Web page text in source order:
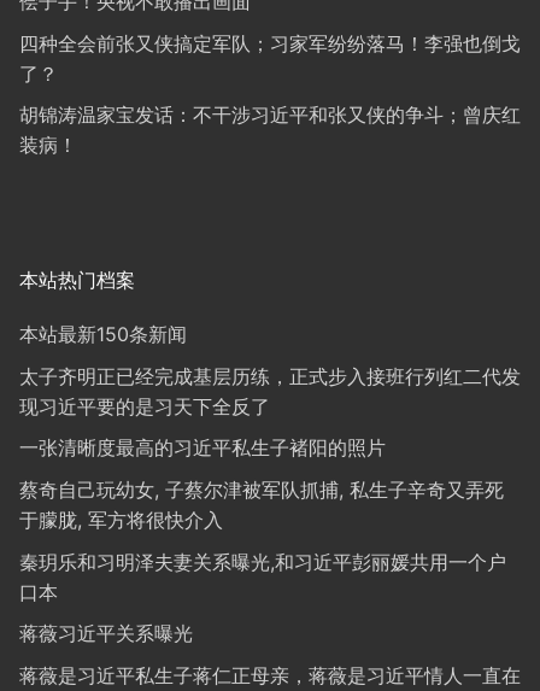
四种全会前张又侠搞定军队；习家军纷纷落马！李强也倒戈
了？
胡锦涛温家宝发话：不干涉习近平和张又侠的争斗；曾庆红
装病！
本站热门档案
本站最新150条新闻
太子齐明正已经完成基层历练，正式步入接班行列红二代发
现习近平要的是习天下全反了
一张清晰度最高的习近平私生子褚阳的照片
蔡奇自己玩幼女, 子蔡尔津被军队抓捕, 私生子辛奇又弄死
于朦胧, 军方将很快介入
秦玥乐和习明泽夫妻关系曝光,和习近平彭丽媛共用一个户
口本
蒋薇习近平关系曝光
蒋薇是习近平私生子蒋仁正母亲，蒋薇是习近平情人一直在